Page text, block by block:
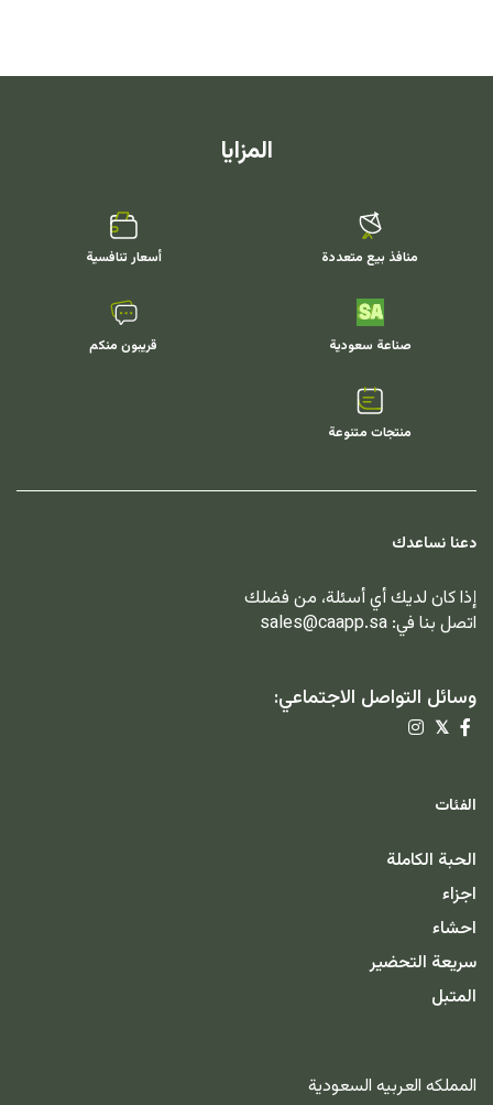
المزايا
منافذ بيع متعددة أسعار تنافسية
صناعة سعودية قريبون منكم
منتجات متنوعة
دعنا نساعدك
إذا كان لديك أي أسئلة، من فضلك
اتصل بنا في: sales@caapp.sa
وسائل التواصل الاجتماعي:
𝕏
الفئات
الحبة الكاملة
اجزاء
احشاء
سريعة التحضير
المتبل
المملكه العربيه السعودية